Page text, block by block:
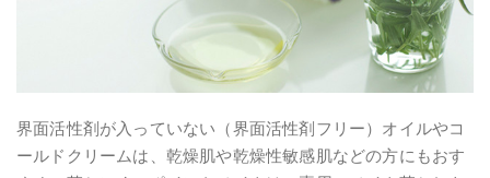
界面活性剤が入っていない（界面活性剤フリー）オイルやコ
ールドクリームは、乾燥肌や乾燥性敏感肌などの方にもおす